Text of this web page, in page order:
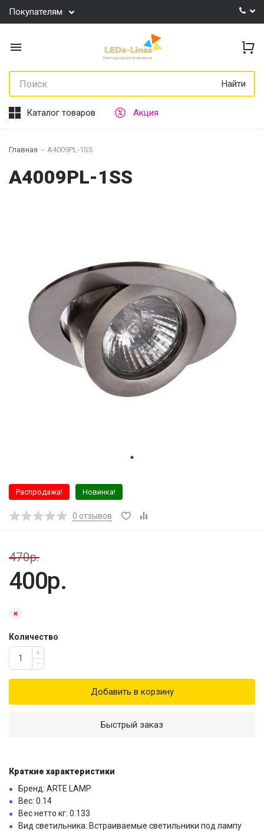
Покупателям
Найти
Каталог товаров Акция
Главная A4009PL-1SS
A4009PL-1SS
Распродажа! Новинка!
0 отзывов
470р.
400р.
Количество
+
-
Добавить в корзину
Быстрый заказ
Краткие характеристики
Бренд: ARTE LAMP
Вес: 0.14
Вес нетто кг: 0.133
Вид светильника: Встраиваемые светильники под лампу